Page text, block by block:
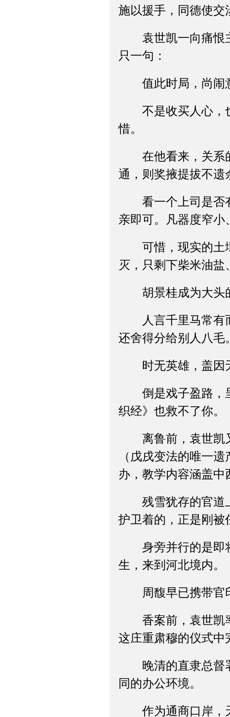
施以援手，同德使交
袁世凯一向痛恨主
只一句：
值此时局，尚闹
不是收买人心，也
惜。
在他看来，关系的
通，则奖掖提拔不遗
看一个上司是否有
亲即可。凡器度窄小
可惜，现实的土壤
灭，只剩下柴米油盐
胡景桂成为大头的
人言千里马常有而
还舍得分给别人八毛。
时无英雄，盖因无
倒是戏子盈路，呈
织经》也救不了你。
离鲁前，袁世凯又
（戊戌变法的唯一
办，教学内容涵盖中
残雪犹存的官道上
护卫着的，正是刚被
身旁并行的是即将
生，来到河北境内。
周馥早已携带官印
香案前，袁世凯率
这庄重肃穆的仪式中
晚清的直隶总督署
同的办公环境。
作为通商口岸，天